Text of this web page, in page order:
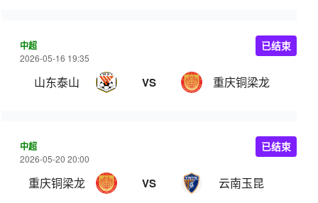
中超
2026-05-16 19:35
山东泰山 VS 重庆铜梁龙
已结束
中超
2026-05-20 20:00
重庆铜梁龙 VS 云南玉昆
已结束